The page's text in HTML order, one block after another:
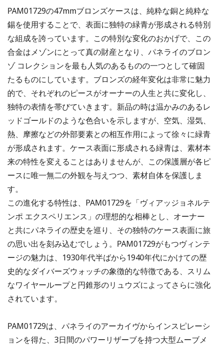
PAM01729の47mmブロンズケースは、純粋な銅と純粋な
錫を使用することで、表面に独特の緑青が形成される特別
な組成を誇っています。この特別な変化のおかげで、この
合金はメゾンにとって真の財産となり、パネライのブロン
ゾ コレクションを最も人気のあるものの一つとして確固
たるものにしています。ブロンズの経年変化は非常に魅力
的で、それぞれのピースがオーナーの人生と共に変化し、
独特の表情を帯びていきます。新品の時は温かみのあるレ
ッドゴールドのような色合いを示しますが、空気、湿気、
熱、摩擦などの外部要素との相互作用によって徐々に緑青
が形成されます。ケース表面に形成される緑青は、素材本
来の特性を変えることはありませんが、この保護層が各ピ
ースに唯一無二の外観を与えつつ、素材自体を保護しま
す。
この進化する特性は、PAM01729を「ヴィアッジョネルテ
ンポ エクスペリエンス」の理想的な相棒とし、オーナー
と共にパネライの歴史を巡り、その独特のケース表面に旅
の思い出を刻み込むでしょう。PAM01729がもつヴィンテ
ージの魅力は、1930年代半ばから1940年代にかけての歴
史的なダイバーズウォッチの象徴的な特徴である、スリム
なワイヤーループと円錐形のリュウズによってさらに強化
されています。
PAM01729は、パネライのアーカイヴからインスピレーシ
ョンを得た、3日間のパワーリザーブを持つ大型ムーブメ